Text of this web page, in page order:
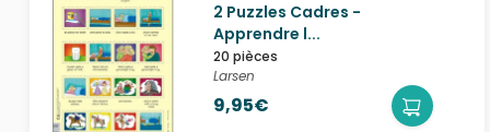
2 Puzzles Cadres -
Apprendre l...
20 pièces
Larsen
9,95€